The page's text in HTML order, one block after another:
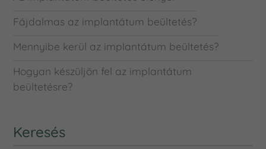
Fájdalmas az implantátum beültetés?
Mennyibe kerül az implantátum beültetés?
Hogyan készüljön fel az implantátum
beültetésre?
Keresés